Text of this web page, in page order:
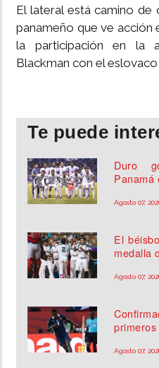
El lateral está camino de
panameño que ve acción
la participación en la
Blackman con el eslovaco
Te puede
Duro
Panamá
Agosto 07,
El
medalla
Agosto 07,
Agosto 07,